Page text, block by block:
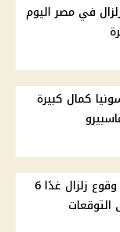
في مصر اليوم
كمال كبيرة
البحوث الفلكية تحسم مزاعم وقوع زلزال غدًا 6